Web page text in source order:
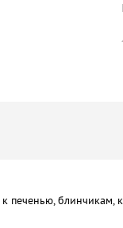
печенью, блинчикам,